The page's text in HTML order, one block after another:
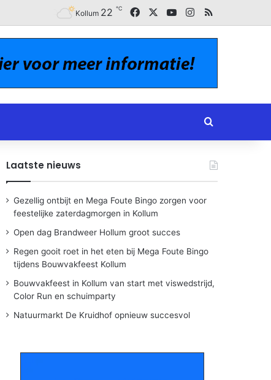
Kollum 22 ℃ FacebookYouTubeInstagram
RSS
Zoeken naar
Laatste nieuws
Gezellig ontbijt en Mega Foute Bingo zorgen voor
feestelijke zaterdagmorgen in Kollum
Open dag Brandweer Hollum groot succes
Regen gooit roet in het eten bij Mega Foute Bingo
tijdens Bouwvakfeest Kollum
Bouwvakfeest in Kollum van start met viswedstrijd,
Color Run en schuimparty
Natuurmarkt De Kruidhof opnieuw succesvol